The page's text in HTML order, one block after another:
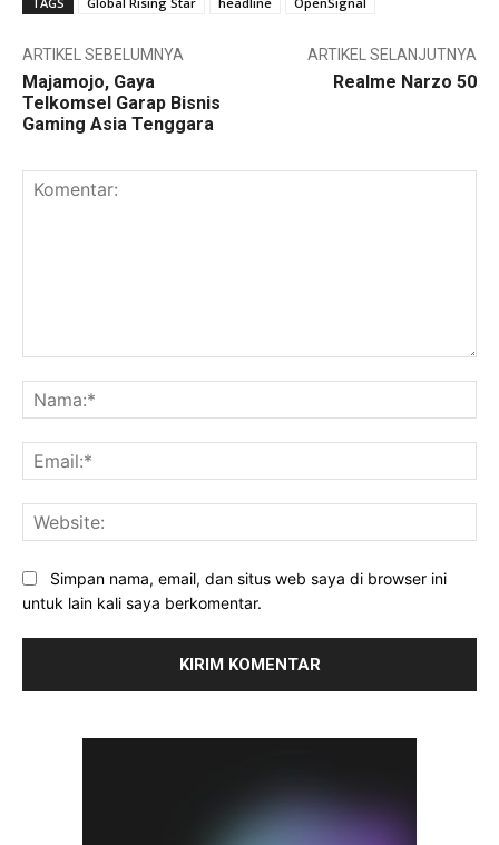
ARTIKEL SEBELUMNYA
Majamojo, Gaya
Telkomsel Garap Bisnis
Gaming Asia Tenggara
ARTIKEL SELANJUTNYA
Realme Narzo 50
Simpan nama, email, dan situs web saya di browser ini
untuk lain kali saya berkomentar.